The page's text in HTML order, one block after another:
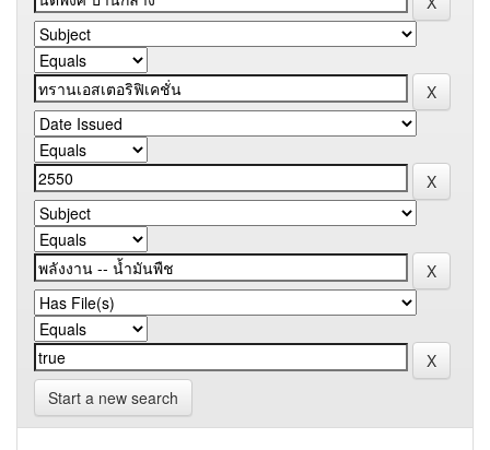
Start a new search